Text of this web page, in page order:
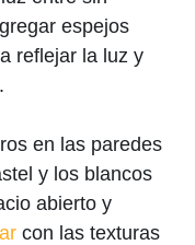
espejos
reflejar la luz y
en las paredes
y ⁤los blancos
abierto y
con las texturas